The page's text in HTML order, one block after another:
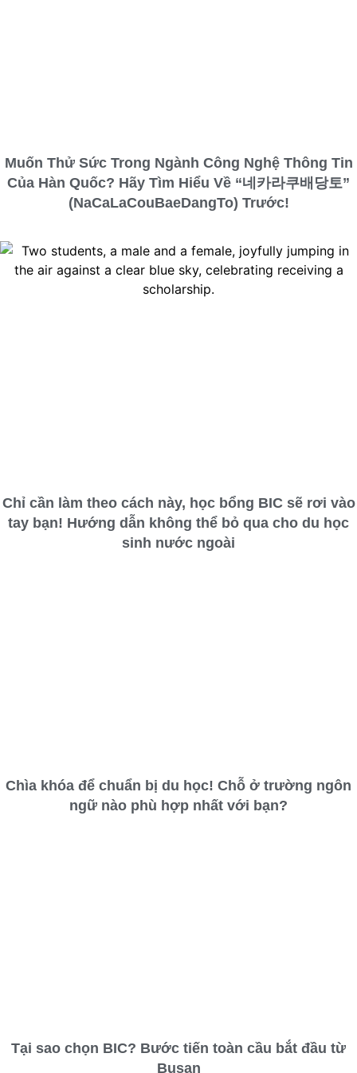
Muốn Thử Sức Trong Ngành Công Nghệ Thông Tin
Của Hàn Quốc? Hãy Tìm Hiểu Về “네카라쿠배당토”
(NaCaLaCouBaeDangTo) Trước!
Chỉ cần làm theo cách này, học bổng BIC sẽ rơi vào
tay bạn! Hướng dẫn không thể bỏ qua cho du học
sinh nước ngoài
Chìa khóa để chuẩn bị du học! Chỗ ở trường ngôn
ngữ nào phù hợp nhất với bạn?
Tại sao chọn BIC? Bước tiến toàn cầu bắt đầu từ
Busan